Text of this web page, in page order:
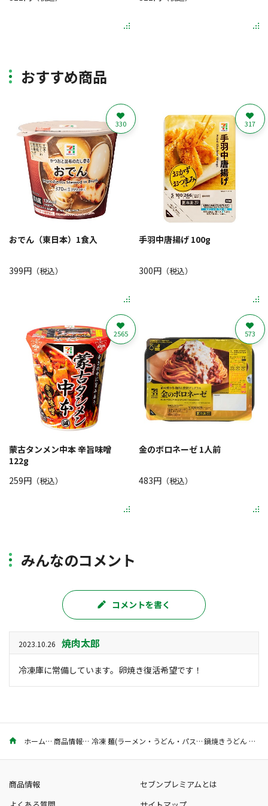
おすすめ商品
おでん（東日本）1食入
399円 （税込）
330
手羽中唐揚げ 100g
300円（税込）
317
蒙古タンメン中本 辛旨味噌
122g
259円 （税込）
2565
金のボロネーゼ 1人前
483円（税込）
573
みんなのコメント
コメントを書く
2023.10.26 焼肉太郎
冷凍庫に常備しています。卵焼き復活希望です！
ホーム 商品情報 冷凍 麺(ラーメン・うどん・パスタ) 鍋焼きうどん 1食入
商品情報
セブンプレミアムとは